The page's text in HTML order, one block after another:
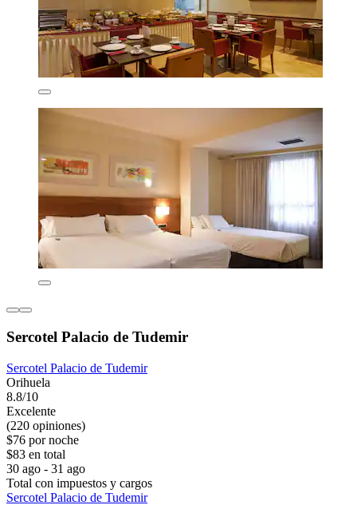
Sercotel Palacio de Tudemir
Sercotel Palacio de Tudemir
Orihuela
8.8/10
Excelente
(220 opiniones)
$76 por noche
$83 en total
30 ago - 31 ago
Total con impuestos y cargos
Sercotel Palacio de Tudemir